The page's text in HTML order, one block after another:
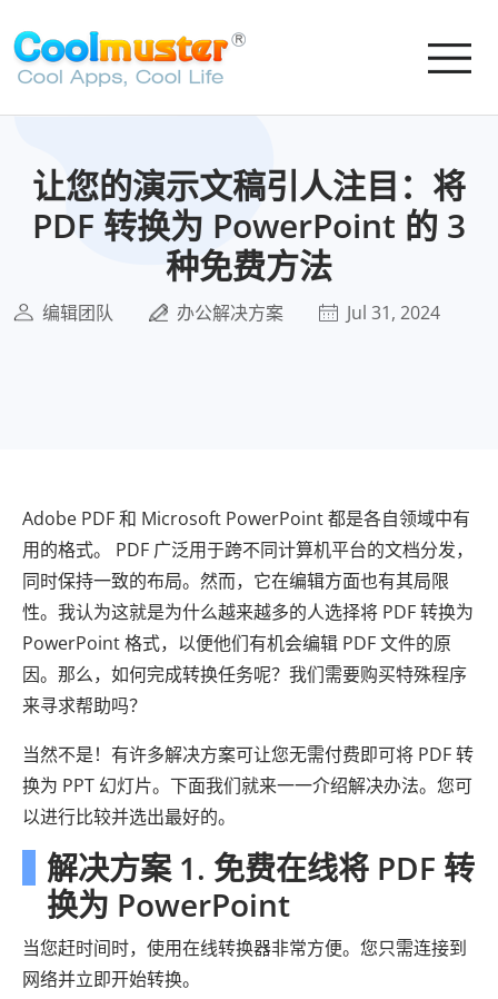
让您的演示文稿引人注目：将
PDF 转换为 PowerPoint 的 3
种免费方法
编辑团队 办公解决方案 Jul 31, 2024
Adobe PDF 和 Microsoft PowerPoint 都是各自领域中有
用的格式。 PDF 广泛用于跨不同计算机平台的文档分发，
同时保持一致的布局。然而，它在编辑方面也有其局限
性。我认为这就是为什么越来越多的人选择将 PDF 转换为
PowerPoint 格式，以便他们有机会编辑 PDF 文件的原
因。那么，如何完成转换任务呢？我们需要购买特殊程序
来寻求帮助吗？
当然不是！有许多解决方案可让您无需付费即可将 PDF 转
换为 PPT 幻灯片。下面我们就来一一介绍解决办法。您可
以进行比较并选出最好的。
解决方案 1. 免费在线将 PDF 转
换为 PowerPoint
当您赶时间时，使用在线转换器非常方便。您只需连接到
网络并立即开始转换。